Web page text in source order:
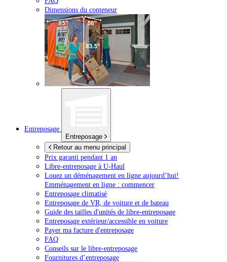
Dimensions du conteneur
Entreposage
Entreposage
Retour au menu principal
Prix garanti pendant 1 an
Libre-entreposage à U-Haul
Louez un déménagement en ligne aujourd’hui!
Emménagement en ligne : commencer
Entreposage climatisé
Entreposage de VR, de voiture et de bateau
Guide des tailles d'unités de libre-entreposage
Entreposage extérieur/accessible en voiture
Payer ma facture d'entreposage
FAQ
Conseils sur le libre-entreposage
Fournitures d’entreposage